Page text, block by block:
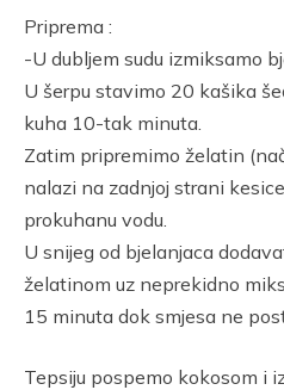
Priprema :
-U dubljem sudu izmiksamo
U šerpu stavimo 20 kašika
kuha 10-tak minuta.
Zatim pripremimo želatin
nalazi na zadnjoj strani
prokuhanu vodu.
U snijeg od bjelanjaca
želatinom uz neprekidno
15 minuta dok smjesa ne
Tepsiju pospemo kokosom i